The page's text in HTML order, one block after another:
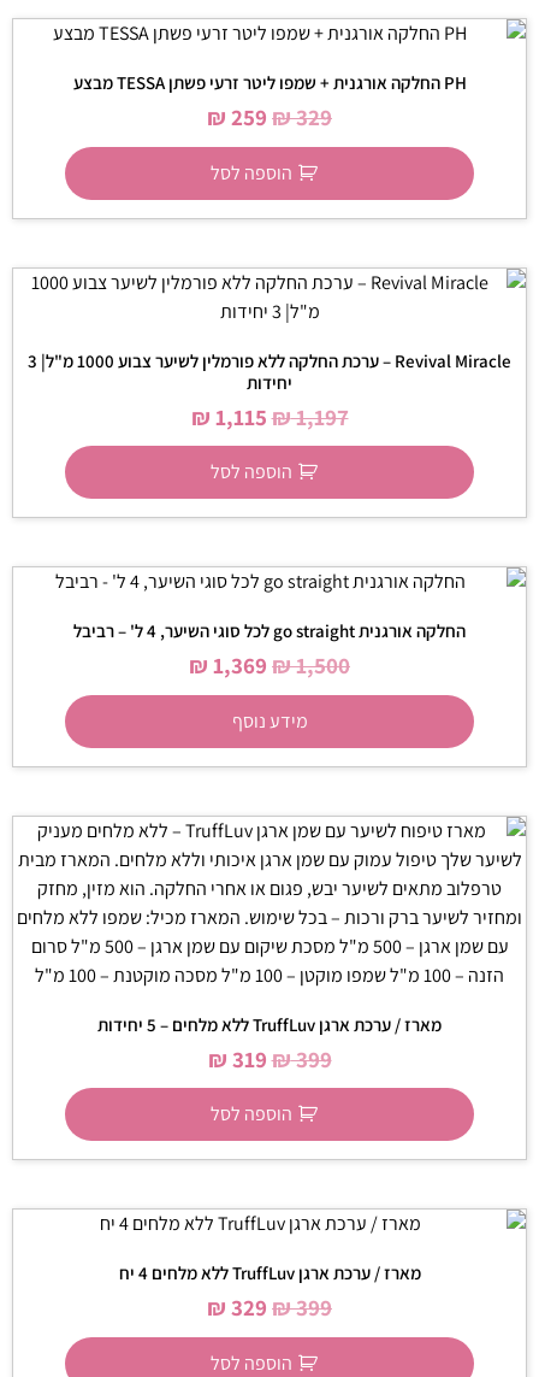
PH החלקה אורגנית + שמפו ליטר זרעי פשתן TESSA מבצע
₪329
₪259
הוספה לסל
Revival Miracle – ערכת החלקה ללא פורמלין לשיער צבוע 1000 מ"ל| 3
יחידות
₪1,197
₪1,115
הוספה לסל
החלקה אורגנית go straight לכל סוגי השיער, 4 ל' – רביבל
₪1,500
₪1,369
מידע נוסף
מארז / ערכת ארגן TruffLuv ללא מלחים – 5 יחידות
₪399
₪319
הוספה לסל
מארז / ערכת ארגן TruffLuv ללא מלחים 4 יח
₪399
₪329
הוספה לסל